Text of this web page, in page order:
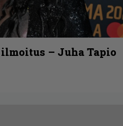
– Juha Tapio